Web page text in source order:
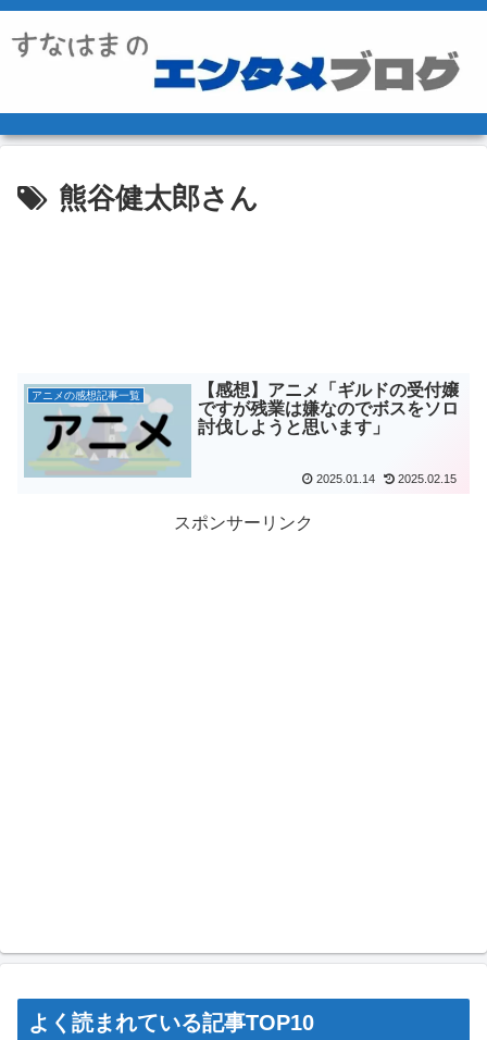
熊谷健太郎さん
アニメの感想記事一覧
【感想】アニメ「ギルドの受付嬢
ですが残業は嫌なのでボスをソロ
討伐しようと思います」
2025.01.14 2025.02.15
スポンサーリンク
よく読まれている記事TOP10